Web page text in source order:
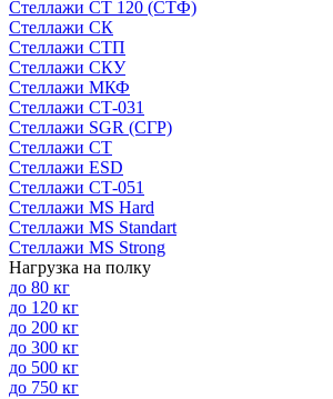
Стеллажи СТ 120 (СТФ)
Стеллажи СК
Стеллажи СТП
Стеллажи СКУ
Стеллажи МКФ
Стеллажи СТ-031
Стеллажи SGR (СГР)
Стеллажи СТ
Стеллажи ESD
Стеллажи СТ-051
Стеллажи MS Hard
Стеллажи MS Standart
Стеллажи MS Strong
Нагрузка на полку
до 80 кг
до 120 кг
до 200 кг
до 300 кг
до 500 кг
до 750 кг